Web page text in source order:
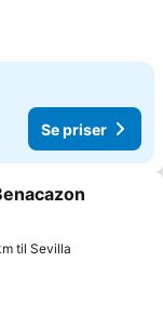
Se priser
til Sevilla